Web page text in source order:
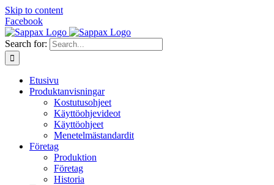
Skip to content
Facebook
Search for:
Etusivu
Produktanvisningar
Kostutusohjeet
Käyttöohjevideot
Käyttöohjeet
Menetelmästandardit
Företag
Produktion
Företag
Historia